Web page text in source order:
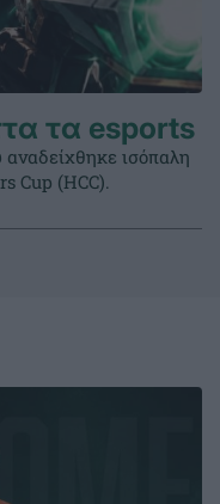
τα esports
ισόπαλη
Cup (HCC).